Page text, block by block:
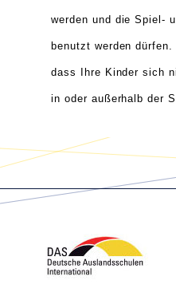
werden und die Spiel-
benutzt werden
dass Ihre Kinder sich
in oder außerhalb der